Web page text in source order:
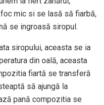
mic si se lasă să fiarbă,
se ingroasă siropul.
siropului, aceasta se ia
din oală, aceasta
fiartă se transferă
să ajungă la
pană compozitia se